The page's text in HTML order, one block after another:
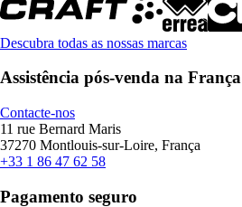
Descubra todas as nossas marcas
Assistência pós-venda na França
Contacte-nos
11 rue Bernard Maris
37270 Montlouis-sur-Loire, França
+33 1 86 47 62 58
Pagamento seguro